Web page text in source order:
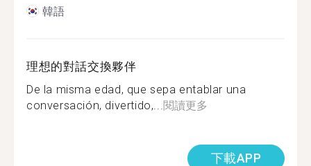
韓語
理想的對話交換夥伴
De la misma edad, que sepa entablar una
conversación, divertido,... 閱讀更多
下載APP